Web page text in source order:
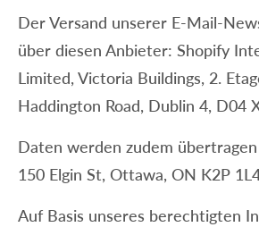
Der Versand unserer E-Mail-
über diesen Anbieter: Shopify
Limited, Victoria Buildings, 2.
Haddington Road, Dublin 4, D04
Daten werden zudem
150 Elgin St, Ottawa, ON K2P
Auf Basis unseres berechtigten